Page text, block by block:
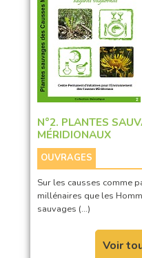
N°2. PLANTES
MÉRIDIONAUX
OUVRAGES
Sur les causses comme
millénaires que les
sauvages (…)
Voir